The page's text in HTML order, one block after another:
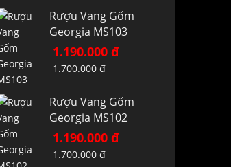
Rượu Vang Gốm
Georgia MS103
1.190.000 đ
1.700.000 đ
Rượu Vang Gốm
Georgia MS102
1.190.000 đ
1.700.000 đ